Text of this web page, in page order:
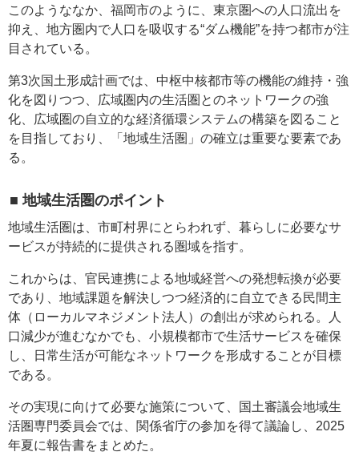
このようななか、福岡市のように、東京圏への人口流出を
抑え、地方圏内で人口を吸収する“ダム機能”を持つ都市が注
目されている。
第3次国土形成計画では、中枢中核都市等の機能の維持・強
化を図りつつ、広域圏内の生活圏とのネットワークの強
化、広域圏の自立的な経済循環システムの構築を図ること
を目指しており、「地域生活圏」の確立は重要な要素であ
る。
■ 地域生活圏のポイント
地域生活圏は、市町村界にとらわれず、暮らしに必要なサ
ービスが持続的に提供される圏域を指す。
これからは、官民連携による地域経営への発想転換が必要
であり、地域課題を解決しつつ経済的に自立できる民間主
体（ローカルマネジメント法人）の創出が求められる。人
口減少が進むなかでも、小規模都市で生活サービスを確保
し、日常生活が可能なネットワークを形成することが目標
である。
その実現に向けて必要な施策について、国土審議会地域生
活圏専門委員会では、関係省庁の参加を得て議論し、2025
年夏に報告書をまとめた。